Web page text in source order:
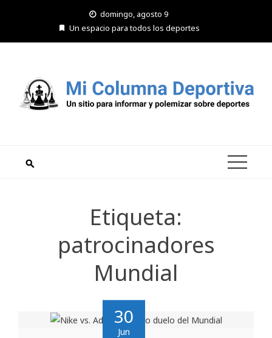
domingo, agosto 9
Un espacio para todos los deportes
Etiqueta:
patrocinadores
Mundial
30
Jun